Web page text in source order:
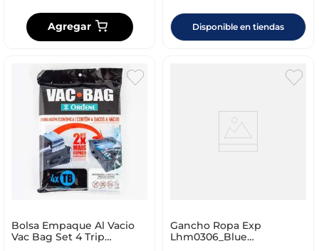
Agregar Disponible en tiendas
Bolsa Empaque Al Vacio
Vac Bag Set 4 Trip
Gancho Ropa Exp
Lhm0306_Blue